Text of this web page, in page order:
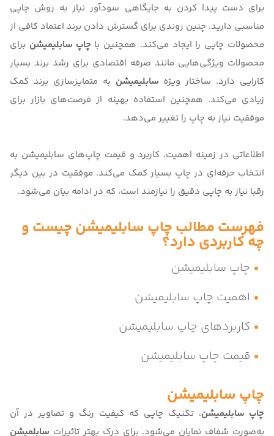
برای دست پیدا کردن به جایگاهی سودآور نیاز به روش چاپی
مناسبی دارید. چنین روندی برای گسترش دادن برند اعتماد کافی از
محصولات چاپی را ایجاد می‌کند. همچنین با چاپ سابلیمیشن برای
محصولات ویژگی‌هایی مانند صرفه اقتصادی برای رشد برند بسیار
کارایی دارد. ساختار ویژه سابلیمیشن به متمایزسازی برند کمک
زیادی می‌کند. همچنین استفاده بهینه از فرصت‌های بازار برای
موفقیت نیاز به چاپ را تغییر می‌دهد.
اطلاعاتی در زمینه اهمیت، کاربرد و قیمت چاپ‌های سابلیمیشن به
انتخاب حرفه‌ای در چاپ بسیار کمک می‌کند. موفقیت در بین دیگر
رقبا نیاز به چاپی دقیق را نیازمند است، که در ادامه بیان می‌شود.
فهرست مطالب چاپ سابلیمیشن چیست و
چه کاربردی دارد؟
چاپ سابلیمیشن
اهمیت چاپ سابلیمیشن
کاربردهای چاپ سابلیمیشن
قیمت چاپ سابلیمیشن
چاپ سابلیمیشن
چاپ سابلیمیشن، تکنیک چاپی که کیفیت رنگ و تصاویر در آن
به‌صورت شفاف نمایان می‌شود. برای درک بهتر تاثیرات سابلمیشن